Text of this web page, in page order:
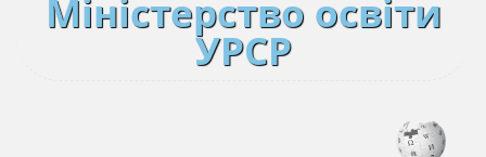
Міністерство освіти
УРСР